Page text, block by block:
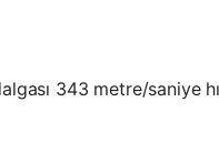
343 metre/saniye